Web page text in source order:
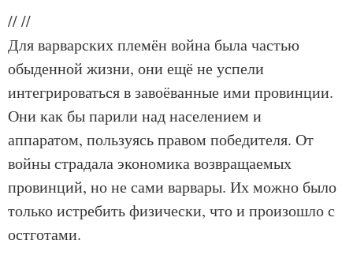
////
Для варварских племён война была частью
обыденной жизни, они ещё не успели
интегрироваться в завоёванные ими провинции.
Они как бы парили над населением и
аппаратом, пользуясь правом победителя. От
войны страдала экономика возвращаемых
провинций, но не сами варвары. Их можно было
только истребить физически, что и произошло с
остготами.